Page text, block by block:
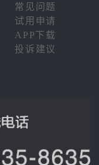
常见问题
试用申请
APP下载
投诉建议